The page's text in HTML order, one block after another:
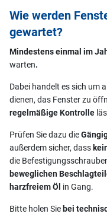
Wie werden
gewartet?
Mindestens einmal im
warten.
Dabei handelt es sich um
dienen, das Fenster zu
regelmäßige Kontrolle
Prüfen Sie dazu die
außerdem sicher, dass
die
beweglichen
harzfreiem Öl in Gang.
Bitte holen Sie bei